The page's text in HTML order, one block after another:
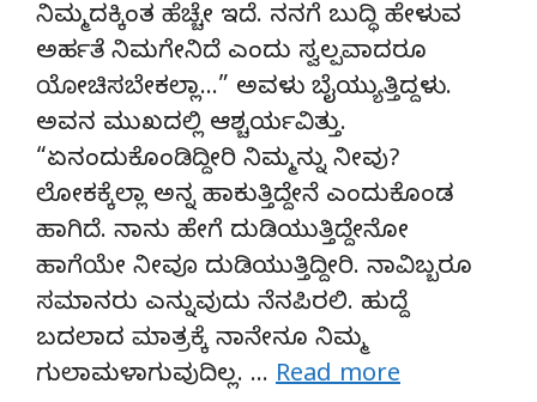
ನಿಮ್ಮದಕ್ಕಿಂತ ಹೆಚ್ಚೇ ಇದೆ. ನನಗೆ ಬುದ್ಧಿ ಹೇಳುವ
ಅರ್ಹತೆ ನಿಮಗೇನಿದೆ ಎಂದು ಸ್ವಲ್ಪವಾದರೂ
ಯೋಚಿಸಬೇಕಲ್ಲಾ…” ಅವಳು ಬೈಯ್ಯುತ್ತಿದ್ದಳು.
ಅವನ ಮುಖದಲ್ಲಿ ಆಶ್ಚರ್ಯವಿತ್ತು.
“ಏನಂದುಕೊಂಡಿದ್ದೀರಿ ನಿಮ್ಮನ್ನು ನೀವು?
ಲೋಕಕ್ಕೆಲ್ಲಾ ಅನ್ನ ಹಾಕುತ್ತಿದ್ದೇನೆ ಎಂದುಕೊಂಡ
ಹಾಗಿದೆ. ನಾನು ಹೇಗೆ ದುಡಿಯುತ್ತಿದ್ದೇನೋ
ಹಾಗೆಯೇ ನೀವೂ ದುಡಿಯುತ್ತಿದ್ದೀರಿ. ನಾವಿಬ್ಬರೂ
ಸಮಾನರು ಎನ್ನುವುದು ನೆನಪಿರಲಿ. ಹುದ್ದೆ
ಬದಲಾದ ಮಾತ್ರಕ್ಕೆ ನಾನೇನೂ ನಿಮ್ಮ
ಗುಲಾಮಳಾಗುವುದಿಲ್ಲ. … Read more